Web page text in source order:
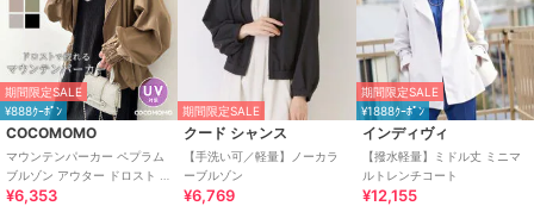
期間限定SALE
¥888ｸｰﾎﾟﾝ
COCOMOMO
マウンテンパーカー ペプラム
ブルゾン アウター ドロスト レ
ディース パーカー ライトアウ
¥6,353
期間限定SALE
クード シャンス
【手洗い可／軽量】ノーカラ
ーブルゾン
¥6,769
期間限定SALE
¥1888ｸｰﾎﾟﾝ
インディヴィ
【撥水軽量】ミドル丈 ミニマ
ルトレンチコート
¥12,155